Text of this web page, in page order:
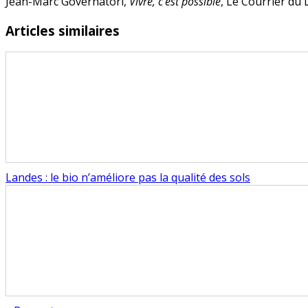
Articles similaires
Landes : le bio n’améliore pas la qualité des sols